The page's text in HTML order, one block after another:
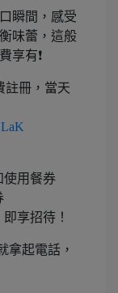
瞬間，感受
味蕾，這般
享有❗️
註冊，當天
使用餐券
享招待！
拿起電話，